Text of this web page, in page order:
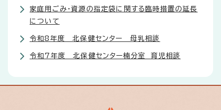
家庭用ごみ・資源の指定袋に関する臨時措置の延長
について
令和8年度 北保健センター 母乳相談
令和7年度 北保健センター楠分室 育児相談